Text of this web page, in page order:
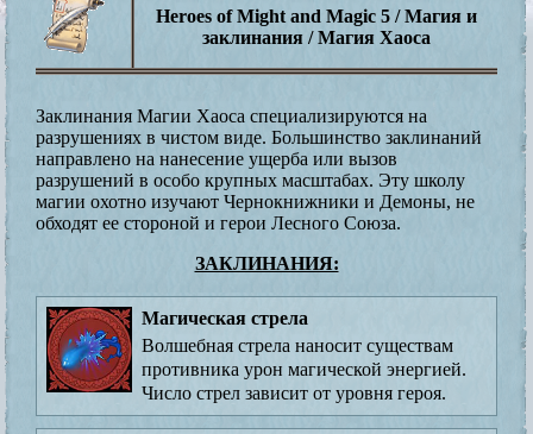
Heroes of Might and Magic 5 / Магия и
заклинания / Магия Хаоса
Заклинания Магии Хаоса специализируются на
разрушениях в чистом виде. Большинство заклинаний
направлено на нанесение ущерба или вызов
разрушений в особо крупных масштабах. Эту школу
магии охотно изучают Чернокнижники и Демоны, не
обходят ее стороной и герои Лесного Союза.
ЗАКЛИНАНИЯ:
Магическая стрела
Волшебная стрела наносит существам
противника урон магической энергией.
Число стрел зависит от уровня героя.